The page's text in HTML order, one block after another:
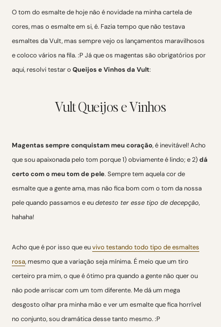
O tom do esmalte de hoje não é novidade na minha cartela de
cores, mas o esmalte em si, é. Fazia tempo que não testava
esmaltes da Vult, mas sempre vejo os lançamentos maravilhosos
e coloco vários na fila. :P Já que os magentas são obrigatórios por
aqui, resolvi testar o Queijos e Vinhos da Vult:
Vult Queijos e Vinhos
Magentas sempre conquistam meu coração, é inevitável! Acho
que sou apaixonada pelo tom porque 1) obviamente é lindo; e 2)dá
certo com o meu tom de pele. Sempre tem aquela cor de
esmalte que a gente ama, mas não fica bom com o tom da nossa
pele quando passamos e eudetesto ter esse tipo de decepção,
hahaha!
Acho que é por isso que euvivo testando todo tipo de esmaltes
rosa, mesmo que a variação seja mínima. É meio que um tiro
certeiro pra mim, o que é ótimo pra quando a gente não quer ou
não pode arriscar com um tom diferente. Me dá um mega
desgosto olhar pra minha mão e ver um esmalte que fica horrível
no conjunto, sou dramática desse tanto mesmo. :P